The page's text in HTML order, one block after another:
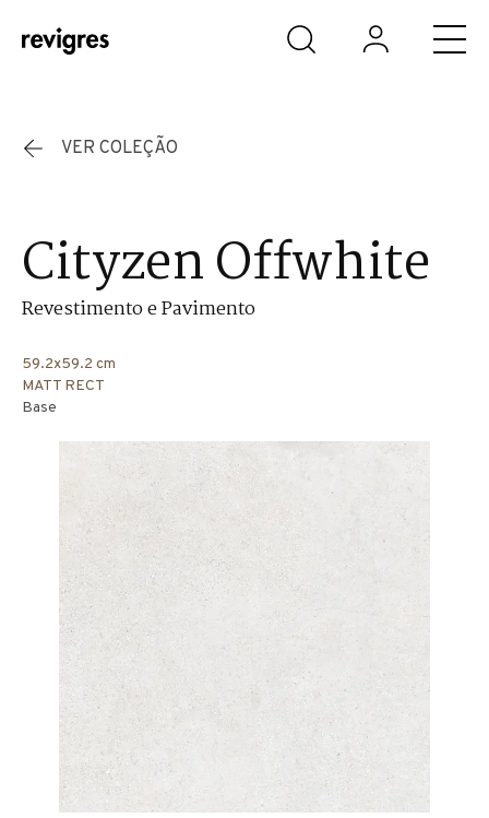
Saltar para o conteúdo principal
VER COLEÇÃO
Cityzen Offwhite
Revestimento e Pavimento
59.2x59.2 cm
MATT RECT
Base